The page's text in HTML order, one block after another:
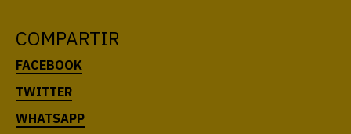
COMPARTIR